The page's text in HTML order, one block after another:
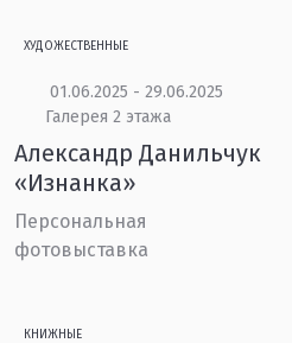
ХУДОЖЕСТВЕННЫЕ
01.06.2025 - 29.06.2025
Галерея 2 этажа
Александр Данильчук
«Изнанка»
Персональная
фотовыставка
КНИЖНЫЕ